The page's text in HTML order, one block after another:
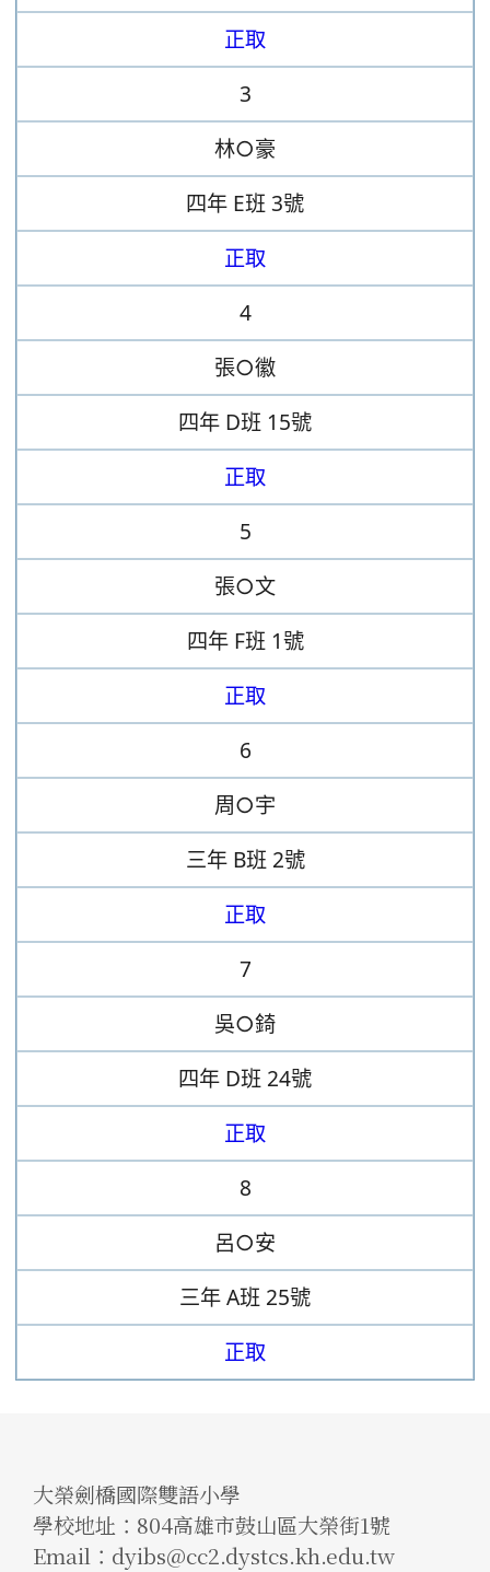
正取
3
林○豪
四年 E班3號
正取
4
張○徽
四年 D班 15號
正取
5
張○文
四年 F班 1號
正取
6
周○宇
三年 B班 2號
正取
7
吳○錡
四年 D班 24號
正取
8
呂○安
三年A班 25號
正取
大榮劍橋國際雙語小學
學校地址：804高雄市鼓山區大榮街1號
Email：dyibs@cc2.dystcs.kh.edu.tw